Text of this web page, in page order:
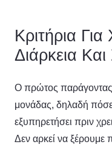
Κριτήρια
Διάρκεια
Ο πρώτος παράγοντας
μονάδας, δηλαδή
εξυπηρετήσει πριν
Δεν αρκεί να ξέρουμε